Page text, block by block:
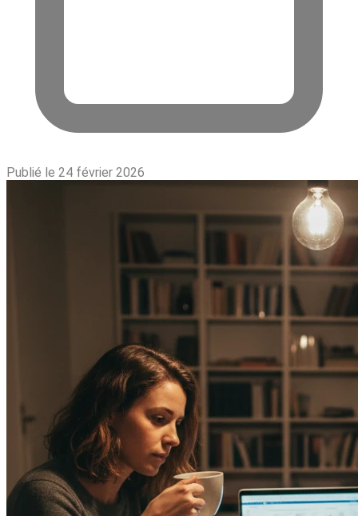
Publié le 24 février 2026